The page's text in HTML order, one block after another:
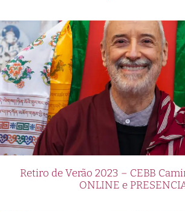
Retiro de Verão 2023 – CEBB
ONLINE e